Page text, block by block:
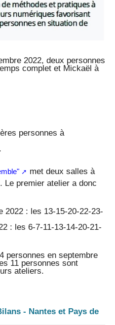
2022, deux personnes
complet et Mickaël à
personnes à
met deux salles à
Le premier atelier a donc
2022 : les 13-15-20-22-23-
: les 6-7-11-13-14-20-21-
personnes en septembre
11 personnes sont
ateliers.
- Nantes et Pays de